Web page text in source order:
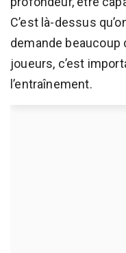
C’est là-dessus
demande beaucoup
joueurs, c’est
l’entraînement.